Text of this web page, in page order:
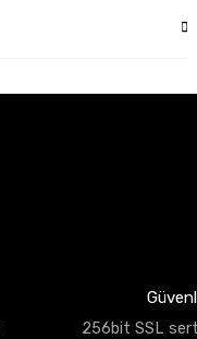
256bit SSL